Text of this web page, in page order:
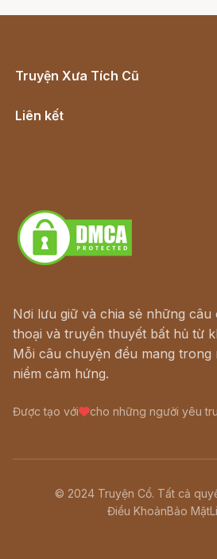
Truyện Xưa Tích Cũ
Liên kết
Nơi lưu giữ và chia sẻ những
thoại và truyền thuyết bất hủ từ
Mỗi câu chuyện đều mang trong
niềm cảm hứng.
Được tạo với cho những người yêu
© 2024 Truyện Cổ. Tất cả
Điều KhoảnBảo Mật